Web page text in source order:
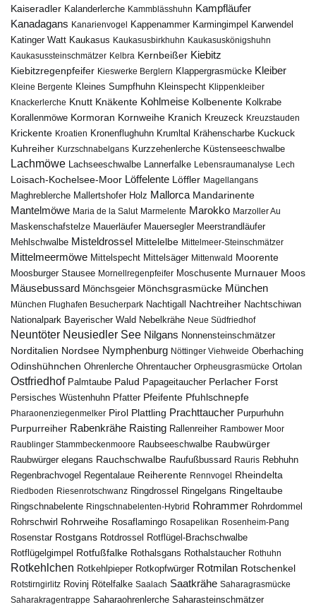
Kaiseradler Kalanderlerche Kammblässhuhn Kampfläufer
Kanadagans Kanarienvogel Kappenammer Karmingimpel Karwendel
Katinger Watt Kaukasus Kaukasusbirkhuhn Kaukasuskönigshuhn
Kaukasussteinschmätzer Kelbra Kernbeißer Kiebitz
Kiebitzregenpfeifer Kieswerke Berglern Klappergrasmücke Kleiber
Kleine Bergente Kleines Sumpfhuhn Kleinspecht Klippenkleiber
Knackerlerche Knutt Knäkente Kohlmeise Kolbenente Kolkrabe
Korallenmöwe Kormoran Kornweihe Kranich Kreuzeck Kreuzstauden
Krickente Kroatien Kronenflughuhn Krumltal Krähenscharbe Kuckuck
Kuhreiher Kurzschnabelgans Kurzzehenlerche Küstenseeschwalbe
Lachmöwe Lachseeschwalbe Lannerfalke Lebensraumanalyse Lech
Loisach-Kochelsee-Moor Löffelente Löffler Magellangans
Maghreblerche Mallertshofer Holz Mallorca Mandarinente
Mantelmöwe Maria de la Salut Marmelente Marokko Marzoller Au
Maskenschafstelze Mauerläufer Mauersegler Meerstrandläufer
Mehlschwalbe Misteldrossel Mittelelbe Mittelmeer-Steinschmätzer
Mittelmeermöwe Mittelspecht Mittelsäger Mittenwald Moorente
Moosburger Stausee Mornellregenpfeifer Moschusente Murnauer Moos
Mäusebussard Mönchsgeier Mönchsgrasmücke München
München Flughafen Besucherpark Nachtigall Nachtreiher Nachtschiwan
Nationalpark Bayerischer Wald Nebelkrähe Neue Südfriedhof
Neuntöter Neusiedler See Nilgans Nonnensteinschmätzer
Norditalien Nordsee Nymphenburg Nöttinger Viehweide Oberhaching
Odinshühnchen Ohrenlerche Ohrentaucher Orpheusgrasmücke Ortolan
Ostfriedhof Palmtaube Palud Papageitaucher Perlacher Forst
Persisches Wüstenhuhn Pfatter Pfeifente Pfuhlschnepfe
Pharaonenziegenmelker Pirol Plattling Prachttaucher Purpurhuhn
Purpurreiher Rabenkrähe Raisting Rallenreiher Rambower Moor
Raublinger Stammbeckenmoore Raubseeschwalbe Raubwürger
Raubwürger elegans Rauchschwalbe Raufußbussard Rauris Rebhuhn
Regenbrachvogel Regentalaue Reiherente Rennvogel Rheindelta
Riedboden Riesenrotschwanz Ringdrossel Ringelgans Ringeltaube
Ringschnabelente Ringschnabelenten-Hybrid Rohrammer Rohrdommel
Rohrschwirl Rohrweihe Rosaflamingo Rosapelikan Rosenheim-Pang
Rosenstar Rostgans Rotdrossel
Rotflügel-Brachschwalbe
Rotflügelgimpel Rotfußfalke Rothalsgans Rothalstaucher Rothuhn
Rotkehlchen Rotkehlpieper Rotkopfwürger Rotmilan Rotschenkel
Rotstirngirlitz Rovinj Rötelfalke Saalach Saatkrähe Saharagrasmücke
Saharakragentrappe Saharaohrenlerche Saharasteinschmätzer